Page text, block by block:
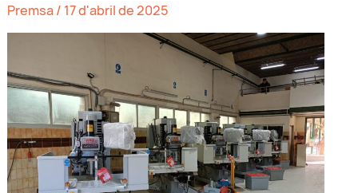
i
usa
“comodí
ETA”
Premsa/ 17 d'abril de 2025